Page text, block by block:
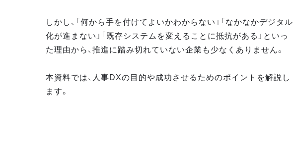
しかし、「何から手を付けてよいかわからない」「なかなかデジタル
化が進まない」「既存システムを変えることに抵抗がある」といっ
た理由から、推進に踏み切れていない企業も少なくありません。
本資料では、人事DXの目的や成功させるためのポイントを解説し
ます。